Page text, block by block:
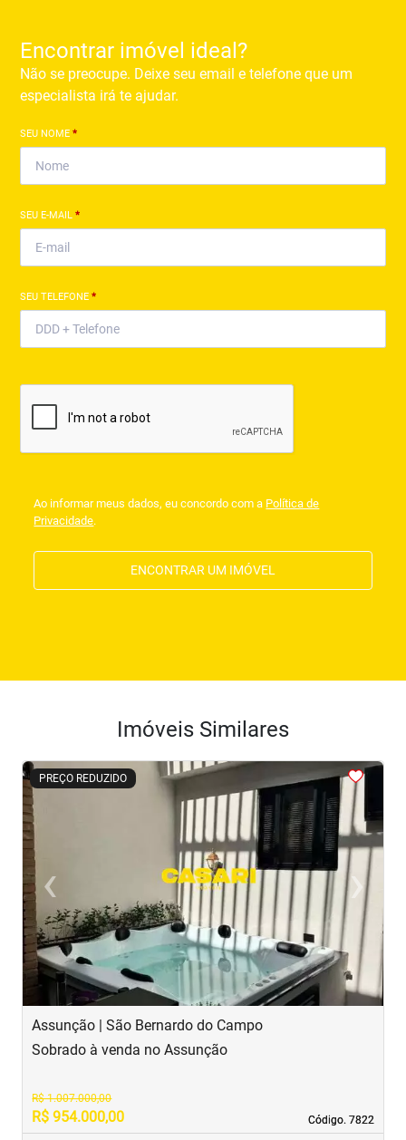
Encontrar imóvel ideal?
Não se preocupe. Deixe seu email e telefone que um
especialista irá te ajudar.
SEU NOME*
SEU E-MAIL*
SEU TELEFONE*
Ao informar meus dados, eu concordo com a Política de
Privacidade.
ENCONTRAR UM IMÓVEL
Imóveis Similares
PREÇO REDUZIDO
<<<<
‹Previous ›Next
Assunção | São Bernardo do Campo
Código. 7822
Código. 7822
Sobrado à venda no Assunção
R$ 1.007.000,00
R$ 954.000,00